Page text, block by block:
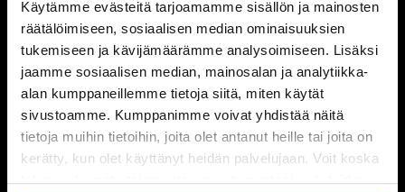
Käytämme evästeitä tarjoamamme sisällön ja mainosten
räätälöimiseen, sosiaalisen median ominaisuuksien
tukemiseen ja kävijämäärämme analysoimiseen. Lisäksi
jaamme sosiaalisen median, mainosalan ja analytiikka-
alan kumppaneillemme tietoja siitä, miten käytät
sivustoamme. Kumppanimme voivat yhdistää näitä
tietoja muihin tietoihin, joita olet antanut heille tai joita on
kerätty, kun olet käyttänyt heidän palvelujaan. Voit koska
tahansa kumota tai muuttaa suostumustasi evästeiden